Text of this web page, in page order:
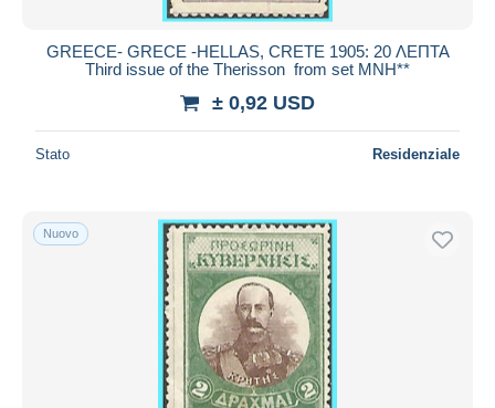
GREECE- GRECE -HELLAS, CRETE 1905: 20 ΛΕΠΤΑ
Third issue of the Therisson from set MNH**
± 0,92 USD
Stato Residenziale
Nuovo